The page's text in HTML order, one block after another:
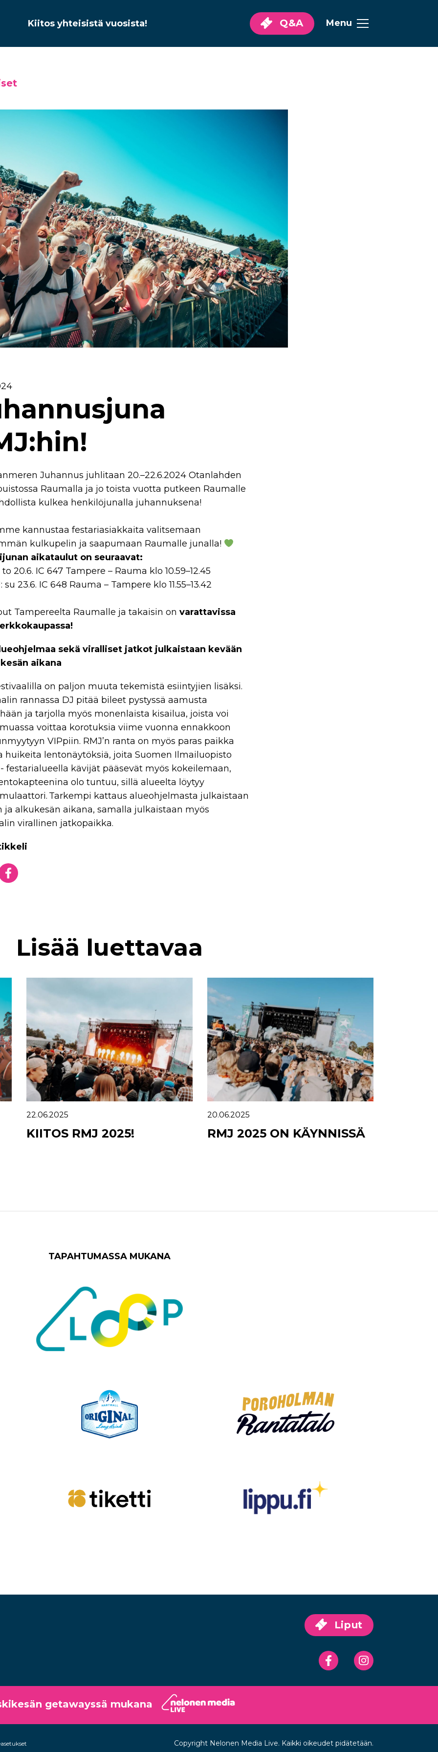
Kiitos yhteisistä vuosista! Q&A Menu
Juhannus juhlitaan 20.–22.6.2024 Otanlahden
Raumalla ja jo toista vuotta putkeen Raumalle
kulkea henkilöjunalla juhannuksena!
kannustaa festariasiakkaita valitsemaan
kulkupelin ja saapumaan Raumalle junalla!
aikataulut on seuraavat:
to 20.6. IC 647 Tampere – Rauma klo 10.59–12.45
su 23.6. IC 648 Rauma – Tampere klo 11.55–13.42
Tampereelta Raumalle ja takaisin on varattavissa
sekä viralliset jatkot julkaistaan kevään
aikana
on paljon muuta tekemistä esiintyjien lisäksi.
rannassa DJ pitää bileet pystyssä aamusta
ja tarjolla myös monenlaista kisailua, joista voi
voittaa korotuksia viime vuonna ennakkoon
VIPpiin. RMJ’n ranta on myös paras paikka
huikeita lentonäytöksiä, joita Suomen Ilmailuopisto
festarialueella kävijät pääsevät myös kokeilemaan,
olo tuntuu, sillä alueelta löytyy
Tarkempi kattaus alueohjelmasta julkaistaan
ja alkukesän aikana, samalla julkaistaan myös
virallinen jatkopaikka.
Jaa Facebookissa
Lisää luettavaa
22.06.2025
KIITOS RMJ 2025!
20.06.2025
RMJ 2025 ON KÄYNNISSÄ
TAPAHTUMASSA MUKANA
Liput
FacebookInstagram
getawayssä mukana
Copyright Nelonen Media Live. Kaikki oikeudet pidätetään.